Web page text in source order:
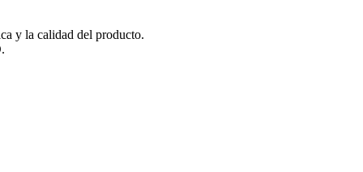
y la calidad del producto.